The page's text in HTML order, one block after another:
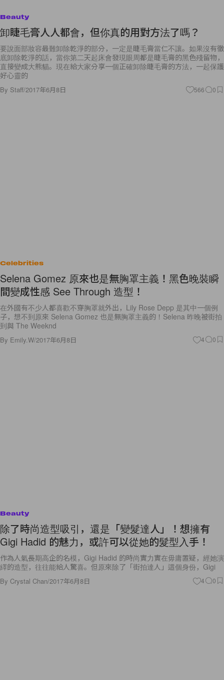
Beauty
卸睫毛膏人人都會，但你真的用對方法了嗎？
要說面部妝容最難卸除乾淨的部分，一定是睫毛膏當仁不讓。如果沒有徹
底卸除乾淨的話，當你第二天起床會發現眼周都是睫毛膏的黑色殘留物，
直接變成大熊貓。現在給大家分享一個正確卸除睫毛膏的方法，一起保護
好心靈的
By Staff/2017年6月8日 566 0
Celebrities
Selena Gomez 原來也是無胸罩主義！黑色晚裝瞬
間變成性感 See Through 造型！
在外國有不少人都喜歡不穿胸罩就外出，Lily Rose Depp 是其中一個例
子，想不到原來 Selena Gomez 也是無胸罩主義的！Selena 昨晚被街拍
到與 The Weeknd
By Emily.W/2017年6月8日 4 0
Beauty
除了時尚造型吸引，還是「變髮達人」！想擁有
Gigi Hadid 的魅力，或許可以從她的髮型入手！
作為人氣長期高企的名模，Gigi Hadid 的時尚實力實在毋庸置疑，經她演
繹的造型，往往能給人驚喜。但原來除了「街拍達人」這個身份，Gigi
By Crystal Chan/2017年6月8日 4 0